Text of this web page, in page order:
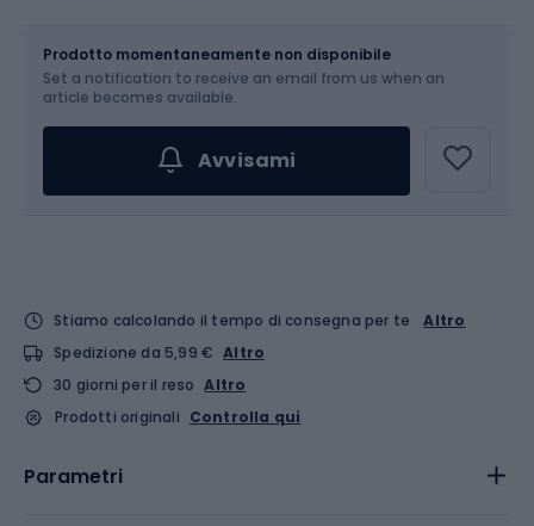
Scegli un'opzione...
Prodotto momentaneamente non disponibile
Set a notification to receive an email from us when an
article becomes available.
Avvisami
Stiamo calcolando il tempo di consegna per te
Altro
Spedizione da 5,99 € Altro
30 giorni per il reso Altro
Prodotti originali Controlla qui
Parametri